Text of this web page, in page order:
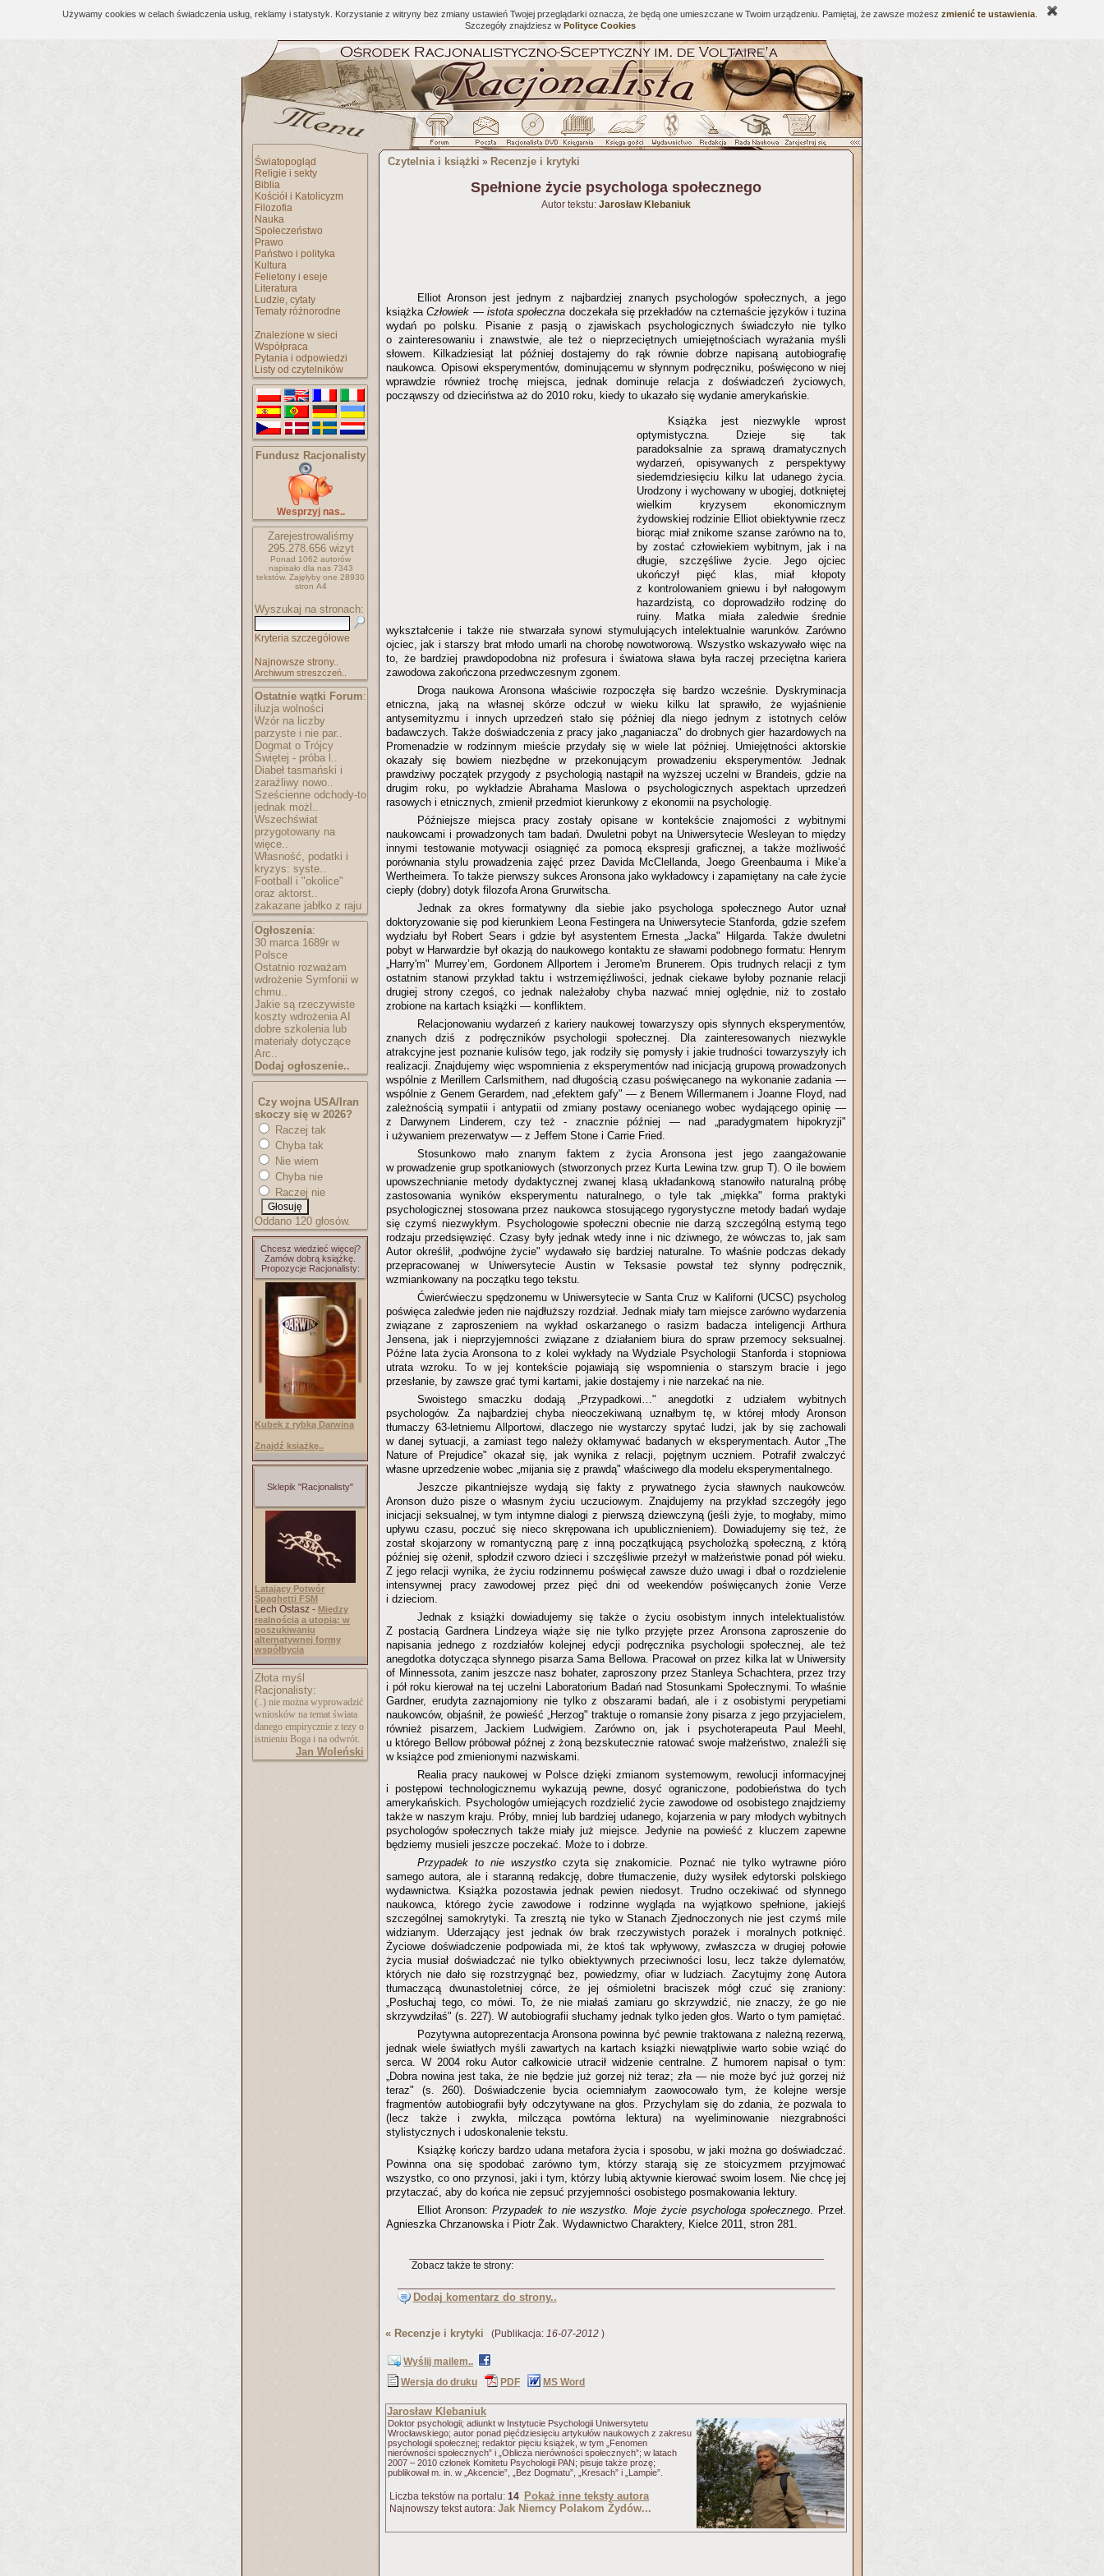
Używamy cookies w celach świadczenia usług, reklamy i statystyk. Korzystanie z witryny bez zmiany ustawień Twojej przeglądarki oznacza, że będą one umieszczane w Twoim urządzeniu. Pamiętaj, że zawsze możesz zmienić te ustawienia
Szczegóły znajdziesz w Polityce Cookies
Światopogląd
Religie i sekty
Biblia
Kościół i Katolicyzm
Filozofia
Nauka
Społeczeństwo
Prawo
Państwo i polityka
Kultura
Felietony i eseje
Literatura
Ludzie, cytaty
Tematy różnorodne
Znalezione w sieci
Współpraca
Pytania i odpowiedzi
Listy od czytelników
Fundusz Racjonalisty
Wesprzyj nas..
Zarejestrowaliśmy
295.278.656wizyt
Ponad 1062 autorów
napisało dla nas 7343
tekstów. Zajęłyby one 28930
stron A4
Wyszukaj na stronach:
Kryteria szczegółowe
Najnowsze strony..
Archiwum streszczeń..
Ostatnie wątki Forum:
iluzja wolności
Wzór na liczby
parzyste i nie par..
Dogmat o Trójcy
Świętej - próba l..
Diabeł tasmański i
zaraźliwy nowo..
Sześcienne odchody-to
jednak możl..
Wszechświat
przygotowany na
więce..
Własność, podatki i
kryzys: syste..
Football i "okolice"
oraz aktorst..
zakazane jabłko z raju
Ogłoszenia:
30 marca 1689r w
Polsce
Ostatnio rozważam
wdrożenie Symfonii w
chmu..
Jakie są rzeczywiste
koszty wdrożenia AI
dobre szkolenia lub
materiały dotyczące
Arc..
Dodaj ogłoszenie..
Czy wojna USA/Iran
skoczy się w 2026?
Raczej tak
Chyba tak
Nie wiem
Chyba nie
Raczej nie
Oddano 120 głosów.
Chcesz wiedzieć więcej?
Zamów dobrą książkę.
Propozycje Racjonalisty:
Kubek z rybką Darwina
Znajdź książkę..
Sklepik "Racjonalisty"
Latający Potwór
Spaghetti FSM
Lech Ostasz - Między
realnością a utopią: w
poszukiwaniu
alternatywnej formy
współbycia
Złota myśl
Racjonalisty:
(..) nie można wyprowadzić
wniosków na temat świata
danego empirycznie z tezy o
istnieniu Boga i na odwrót.
Jan Woleński
Czytelnia i książki » Recenzje i krytyki
Spełnione życie psychologa społecznego
Autor tekstu: Jarosław Klebaniuk
Elliot Aronson jest jednym z najbardziej znanych psychologów społecznych, a jego
książkaCzłowiek — istota społeczna doczekała się przekładów na czternaście języków i tuzina
wydań po polsku. Pisanie z pasją o zjawiskach psychologicznych świadczyło nie tylko
o zainteresowaniu i znawstwie, ale też o nieprzeciętnych umiejętnościach wyrażania myśli
słowem. Kilkadziesiąt lat później dostajemy do rąk równie dobrze napisaną autobiografię
naukowca. Opisowi eksperymentów, dominującemu w słynnym podręczniku, poświęcono w niej
wprawdzie również trochę miejsca, jednak dominuje relacja z doświadczeń życiowych,
począwszy od dzieciństwa aż do 2010 roku, kiedy to ukazało się wydanie amerykańskie.
Książka jest niezwykle wprost
optymistyczna. Dzieje się tak
paradoksalnie za sprawą dramatycznych
wydarzeń, opisywanych z perspektywy
siedemdziesięciu kilku lat udanego życia.
Urodzony i wychowany w ubogiej, dotkniętej
wielkim kryzysem ekonomicznym
żydowskiej rodzinie Elliot obiektywnie rzecz
biorąc miał znikome szanse zarówno na to,
by zostać człowiekiem wybitnym, jak i na
długie, szczęśliwe życie. Jego ojciec
ukończył pięć klas, miał kłopoty
z kontrolowaniem gniewu i był nałogowym
hazardzistą, co doprowadziło rodzinę do
ruiny. Matka miała zaledwie średnie
wykształcenie i także nie stwarzała synowi stymulujących intelektualnie warunków. Zarówno
ojciec, jak i starszy brat młodo umarli na chorobę nowotworową. Wszystko wskazywało więc na
to, że bardziej prawdopodobna niż profesura i światowa sława była raczej przeciętna kariera
zawodowa zakończona przedwczesnym zgonem.
Droga naukowa Aronsona właściwie rozpoczęła się bardzo wcześnie. Dyskryminacja
etniczna, jaką na własnej skórze odczuł w wieku kilku lat sprawiło, że wyjaśnienie
antysemityzmu i innych uprzedzeń stało się później dla niego jednym z istotnych celów
badawczych. Także doświadczenia z pracy jako „naganiacza" do drobnych gier hazardowych na
Promenadzie w rodzinnym mieście przydały się w wiele lat później. Umiejętności aktorskie
okazały się bowiem niezbędne w przekonującym prowadzeniu eksperymentów. Jednak
prawdziwy początek przygody z psychologią nastąpił na wyższej uczelni w Brandeis, gdzie na
drugim roku, po wykładzie Abrahama Maslowa o psychologicznych aspektach uprzedzeń
rasowych i etnicznych, zmienił przedmiot kierunkowy z ekonomii na psychologię.
Późniejsze miejsca pracy zostały opisane w kontekście znajomości z wybitnymi
naukowcami i prowadzonych tam badań. Dwuletni pobyt na Uniwersytecie Wesleyan to między
innymi testowanie motywacji osiągnięć za pomocą ekspresji graficznej, a także możliwość
porównania stylu prowadzenia zajęć przez Davida McClellanda, Joego Greenbauma i Mike’a
Wertheimera. To także pierwszy sukces Aronsona jako wykładowcy i zapamiętany na całe życie
ciepły (dobry) dotyk filozofa Arona Grurwitscha.
Jednak za okres formatywny dla siebie jako psychologa społecznego Autor uznał
doktoryzowanie się pod kierunkiem Leona Festingera na Uniwersytecie Stanforda, gdzie szefem
wydziału był Robert Sears i gdzie był asystentem Ernesta „Jacka" Hilgarda. Także dwuletni
pobyt w Harwardzie był okazją do naukowego kontaktu ze sławami podobnego formatu: Henrym
„Harry'm" Murrey’em, Gordonem Allportem i Jerome'm Brunerem. Opis trudnych relacji z tym
ostatnim stanowi przykład taktu i wstrzemięźliwości, jednak ciekawe byłoby poznanie relacji
drugiej strony czegoś, co jednak należałoby chyba nazwać mniej oględnie, niż to zostało
zrobione na kartach książki — konfliktem.
Relacjonowaniu wydarzeń z kariery naukowej towarzyszy opis słynnych eksperymentów,
znanych dziś z podręczników psychologii społecznej. Dla zainteresowanych niezwykle
atrakcyjne jest poznanie kulisów tego, jak rodziły się pomysły i jakie trudności towarzyszyły ich
realizacji. Znajdujemy więc wspomnienia z eksperymentów nad inicjacją grupową prowadzonych
wspólnie z Merillem Carlsmithem, nad długością czasu poświęcanego na wykonanie zadania —
wspólnie z Genem Gerardem, nad „efektem gafy" — z Benem Willermanem i Joanne Floyd, nad
zależnością sympatii i antypatii od zmiany postawy ocenianego wobec wydającego opinię —
z Darwynem Linderem, czy też - znacznie później — nad „paradygmatem hipokryzji"
i używaniem prezerwatyw — z Jeffem Stone i Carrie Fried.
Stosunkowo mało znanym faktem z życia Aronsona jest jego zaangażowanie
w prowadzenie grup spotkaniowych (stworzonych przez Kurta Lewina tzw. grup T). O ile bowiem
upowszechnianie metody dydaktycznej zwanej klasą układankową stanowiło naturalną próbę
zastosowania wyników eksperymentu naturalnego, o tyle tak „miękka" forma praktyki
psychologicznej stosowana przez naukowca stosującego rygorystyczne metody badań wydaje
się czymś niezwykłym. Psychologowie społeczni obecnie nie darzą szczególną estymą tego
rodzaju przedsięwzięć. Czasy były jednak wtedy inne i nic dziwnego, że wówczas to, jak sam
Autor określił, „podwójne życie" wydawało się bardziej naturalne. To właśnie podczas dekady
przepracowanej w Uniwersytecie Austin w Teksasie powstał też słynny podręcznik,
wzmiankowany na początku tego tekstu.
Ćwierćwieczu spędzonemu w Uniwersytecie w Santa Cruz w Kaliforni (UCSC) psycholog
poświęca zaledwie jeden nie najdłuższy rozdział. Jednak miały tam miejsce zarówno wydarzenia
związane z zaproszeniem na wykład oskarżanego o rasizm badacza inteligencji Arthura
Jensena, jak i nieprzyjemności związane z działaniem biura do spraw przemocy seksualnej.
Późne lata życia Aronsona to z kolei wykłady na Wydziale Psychologii Stanforda i stopniowa
utrata wzroku. To w jej kontekście pojawiają się wspomnienia o starszym bracie i jego
przesłanie, by zawsze grać tymi kartami, jakie dostajemy i nie narzekać na nie.
Swoistego smaczku dodają „Przypadkowi…" anegdotki z udziałem wybitnych
psychologów. Za najbardziej chyba nieoczekiwaną uznałbym tę, w której młody Aronson
tłumaczy 63-letniemu Allportowi, dlaczego nie wystarczy spytać ludzi, jak by się zachowali
w danej sytuacji, a zamiast tego należy okłamywać badanych w eksperymentach. Autor „The
Nature of Prejudice" okazał się, jak wynika z relacji, pojętnym uczniem. Potrafił zwalczyć
własne uprzedzenie wobec „mijania się z prawdą" właściwego dla modelu eksperymentalnego.
Jeszcze pikantniejsze wydają się fakty z prywatnego życia sławnych naukowców.
Aronson dużo pisze o własnym życiu uczuciowym. Znajdujemy na przykład szczegóły jego
inicjacji seksualnej, w tym intymne dialogi z pierwszą dziewczyną (jeśli żyje, to mogłaby, mimo
upływu czasu, poczuć się nieco skrępowana ich upublicznieniem). Dowiadujemy się też, że
został skojarzony w romantyczną parę z inną początkującą psycholożką społeczną, z którą
później się ożenił, spłodził czworo dzieci i szczęśliwie przeżył w małżeństwie ponad pół wieku.
Z jego relacji wynika, że życiu rodzinnemu poświęcał zawsze dużo uwagi i dbał o rozdzielenie
intensywnej pracy zawodowej przez pięć dni od weekendów poświęcanych żonie Verze
i dzieciom.
Jednak z książki dowiadujemy się także o życiu osobistym innych intelektualistów.
Z postacią Gardnera Lindzeya wiąże się nie tylko przyjęte przez Aronsona zaproszenie do
napisania jednego z rozdziałów kolejnej edycji podręcznika psychologii społecznej, ale też
anegdotka dotycząca słynnego pisarza Sama Bellowa. Pracował on przez kilka lat w Uniwersity
of Minnessota, zanim jeszcze nasz bohater, zaproszony przez Stanleya Schachtera, przez trzy
i pół roku kierował na tej uczelni Laboratorium Badań nad Stosunkami Społecznymi. To właśnie
Gardner, erudyta zaznajomiony nie tylko z obszarami badań, ale i z osobistymi perypetiami
naukowców, objaśnił, że powieść „Herzog" traktuje o romansie żony pisarza z jego przyjacielem,
również pisarzem, Jackiem Ludwigiem. Zarówno on, jak i psychoterapeuta Paul Meehl,
u którego Bellow próbował późnej z żoną bezskutecznie ratować swoje małżeństwo, znaleźli się
w książce pod zmienionymi nazwiskami.
Realia pracy naukowej w Polsce dzięki zmianom systemowym, rewolucji informacyjnej
i postępowi technologicznemu wykazują pewne, dosyć ograniczone, podobieństwa do tych
amerykańskich. Psychologów umiejących rozdzielić życie zawodowe od osobistego znajdziemy
także w naszym kraju. Próby, mniej lub bardziej udanego, kojarzenia w pary młodych wybitnych
psychologów społecznych także miały już miejsce. Jedynie na powieść z kluczem zapewne
będziemy musieli jeszcze poczekać. Może to i dobrze.
Przypadek to nie wszystkoczyta się znakomicie. Poznać nie tylko wytrawne pióro
samego autora, ale i staranną redakcję, dobre tłumaczenie, duży wysiłek edytorski polskiego
wydawnictwa. Książka pozostawia jednak pewien niedosyt. Trudno oczekiwać od słynnego
naukowca, którego życie zawodowe i rodzinne wygląda na wyjątkowo spełnione, jakiejś
szczególnej samokrytyki. Ta zresztą nie tyko w Stanach Zjednoczonych nie jest czymś mile
widzianym. Uderzający jest jednak ów brak rzeczywistych porażek i moralnych potknięć.
Życiowe doświadczenie podpowiada mi, że ktoś tak wpływowy, zwłaszcza w drugiej połowie
życia musiał doświadczać nie tylko obiektywnych przeciwności losu, lecz także dylematów,
których nie dało się rozstrzygnąć bez, powiedzmy, ofiar w ludziach. Zacytujmy żonę Autora
tłumaczącą dwunastoletniej córce, że jej ośmioletni braciszek mógł czuć się zraniony:
„Posłuchaj tego, co mówi. To, że nie miałaś zamiaru go skrzywdzić, nie znaczy, że go nie
skrzywdziłaś" (s. 227). W autobiografii słuchamy jednak tylko jeden głos. Warto o tym pamiętać.
Pozytywna autoprezentacja Aronsona powinna być pewnie traktowana z należną rezerwą,
jednak wiele światłych myśli zawartych na kartach książki niewątpliwie warto sobie wziąć do
serca. W 2004 roku Autor całkowicie utracił widzenie centralne. Z humorem napisał o tym:
„Dobra nowina jest taka, że nie będzie już gorzej niż teraz; zła — nie może być już gorzej niż
teraz" (s. 260). Doświadczenie bycia ociemniałym zaowocowało tym, że kolejne wersje
fragmentów autobiografii były odczytywane na głos. Przychylam się do zdania, że pozwala to
(lecz także i zwykła, milcząca powtórna lektura) na wyeliminowanie niezgrabności
stylistycznych i udoskonalenie tekstu.
Książkę kończy bardzo udana metafora życia i sposobu, w jaki można go doświadczać.
Powinna ona się spodobać zarówno tym, którzy starają się ze stoicyzmem przyjmować
wszystko, co ono przynosi, jaki i tym, którzy lubią aktywnie kierować swoim losem. Nie chcę jej
przytaczać, aby do końca nie zepsuć przyjemności osobistego posmakowania lektury.
Elliot Aronson:Przypadek to nie wszystko. Moje życie psychologa społecznego. Przeł.
Agnieszka Chrzanowska i Piotr Żak. Wydawnictwo Charaktery, Kielce 2011, stron 281.
Zobacz także te strony:
Dodaj komentarz do strony..
« Recenzje i krytyki (Publikacja: 16-07-2012 )
Wyślij mailem..
Wersja do druku
PDF MS Word
Jarosław Klebaniuk
Doktor psychologii; adiunkt w Instytucie Psychologii Uniwersytetu
Wrocławskiego; autor ponad pięćdziesięciu artykułów naukowych z zakresu
psychologii społecznej; redaktor pięciu książek, w tym „Fenomen
nierówności społecznych” i „Oblicza nierówności społecznych”; w latach
2007 – 2010 członek Komitetu Psychologii PAN; pisuje także prozę;
publikował m. in. w „Akcencie”, „Bez Dogmatu”, „Kresach” i „Lampie”.
Liczba tekstów na portalu: 14 Pokaż inne teksty autora
Najnowszy tekst autora: Jak Niemcy Polakom Żydów...